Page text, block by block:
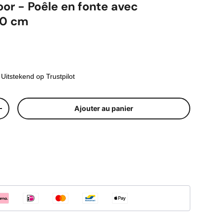
- Poêle en fonte avec
cm
op Trustpilot
la quantitéAjouter au panier